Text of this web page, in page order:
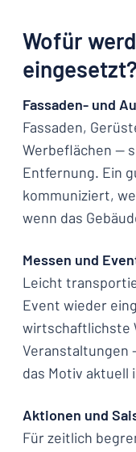
Wofür
eingesetzt?
Fassaden- und
Fassaden,
Werbeflächen —
Entfernung. Ein
kommuniziert,
wenn das
Messen und
Leicht
Event wieder
wirtschaftlichste
Veranstaltungen
das Motiv aktuell
Aktionen und
Für zeitlich